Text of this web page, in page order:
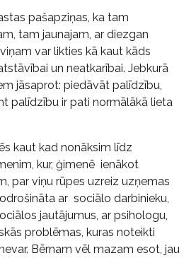
pašapziņas, ka tam
tam jaunajam, ar diezgan
var likties kā kaut kāds
un neatkarībai. Jebkurā
jāsaprot: piedāvāt palīdzību,
palīdzību ir pati normālākā lieta
kaut kad nonāksim līdz
kur, ģimenē ienākot
par viņu rūpes uzreiz uzņemas
ar sociālo darbinieku,
jautājumus, ar psihologu,
problēmas, kuras noteikti
Bērnam vēl mazam esot, jau